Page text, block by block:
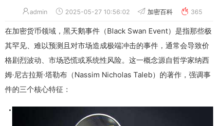
admin 2025-05-27 10:56:02 加密百科 365
在加密货币领域，黑天鹅事件（Black Swan Event）是指那些极
其罕见、难以预测且对市场造成极端冲击的事件，通常会导致价
格剧烈波动、市场恐慌或系统性风险。这一概念源自哲学家纳西
姆·尼古拉斯·塔勒布（Nassim Nicholas Taleb）的著作，强调事
件的三个核心特征：